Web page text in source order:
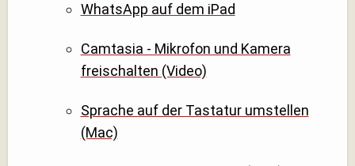
WhatsApp auf dem iPad
Camtasia - Mikrofon und Kamera
freischalten (Video)
Sprache auf der Tastatur umstellen
(Mac)